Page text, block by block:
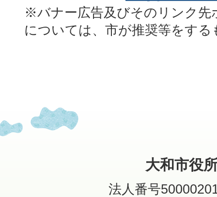
※バナー広告及びそのリンク先
については、市が推奨等をす
大和市役
法人番号